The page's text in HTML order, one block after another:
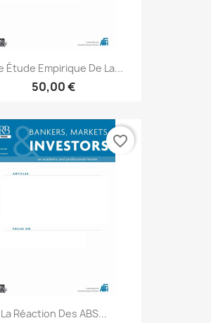
Étude Empirique De La...
50,00 €
La Réaction Des ABS...
favorite_border